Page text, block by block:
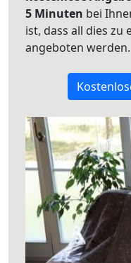
5 Minuten bei
ist, dass all dies zu
angeboten werden.